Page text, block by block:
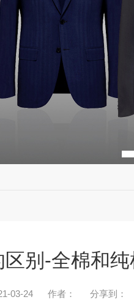
别-全棉和纯
03-24 作者： 分享到：